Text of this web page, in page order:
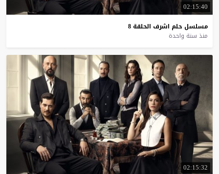
02:15:40
مسلسل حلم اشرف الحلقة 8
منذ سنة واحدة
02:15:32